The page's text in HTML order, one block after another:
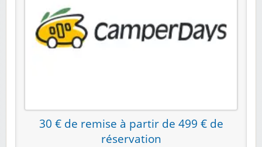
30 € de remise à partir de 499 € de
réservation